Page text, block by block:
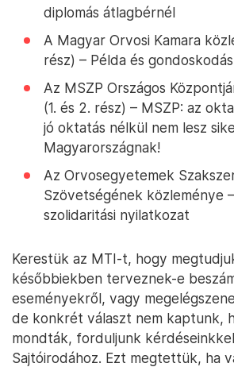
diplomás átlagbérnél
A Magyar Orvosi Kamara
rész) – Példa és gondoskodás
Az MSZP Országos
(1. és 2. rész) – MSZP: az
jó oktatás nélkül nem lesz
Magyarországnak!
Az Orvosegyetemek
Szövetségének közleménye
szolidaritási nyilatkozat
Kerestük az MTI-t, hogy
későbbiekben terveznek-e
eseményekről, vagy
de konkrét választ nem kaptunk,
mondták, forduljunk
Sajtóirodához. Ezt megtettük, ha